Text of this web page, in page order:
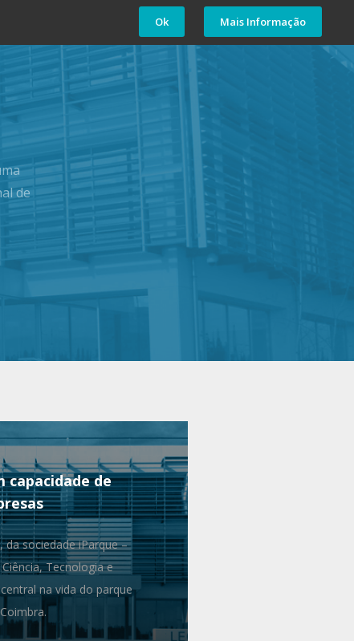
Ok Mais Informação
Área Reservada
de
capacidade de
da sociedade iParque –
Tecnologia e
na vida do parque